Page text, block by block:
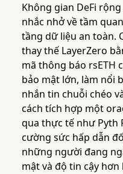
Không gian DeFi
nhắc nhở về tầm
tầng dữ liệu an toàn.
thay thế LayerZero
mã thông báo rsETH
bảo mật lớn, làm nổi
nhắn tin chuỗi chéo
cách tích hợp một
qua thực tế như Pyth
cường sức hấp dẫn
những người đang
mật và độ tin cậy